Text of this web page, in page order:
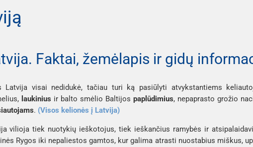
Faktai, žemėlapis ir gidų
Latvija visai nedidukė, tačiau turi ką pasiūlyti atvykstantiems
laukinius ir balto smėlio Baltijos paplūdimius, nepaprasto grožio
. (Visos kelionės į Latvija)
vilioja tiek nuotykių ieškotojus, tiek ieškančius ramybės ir
Rygos iki nepaliestos gamtos, kur galima atrasti nuostabius miškus,